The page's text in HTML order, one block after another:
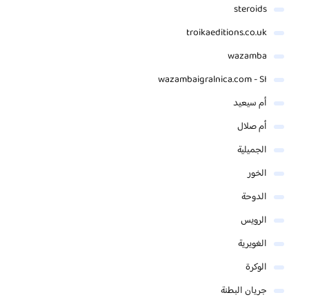
steroids
troikaeditions.co.uk
wazamba
wazambaigralnica.com - SI
أم سيعيد
أم صلال
الجميلية
الخور
الدوحة
الرويس
الغويرية
الوكرة
جريان البطنة